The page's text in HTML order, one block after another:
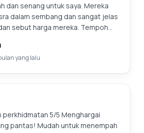
dan senang untuk saya. Mereka
dalam sembang dan sangat jelas
sebut harga mereka. Tempoh
jika saya perlu membaiki apa-apa
tentu, komputer riba terasa seperti
yang lalu
perkhidmatan 5/5 Menghargai
pantas! Mudah untuk menempah